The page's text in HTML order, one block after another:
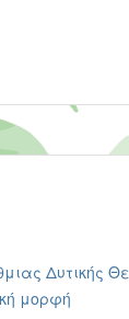
Δυτικής
μορφή